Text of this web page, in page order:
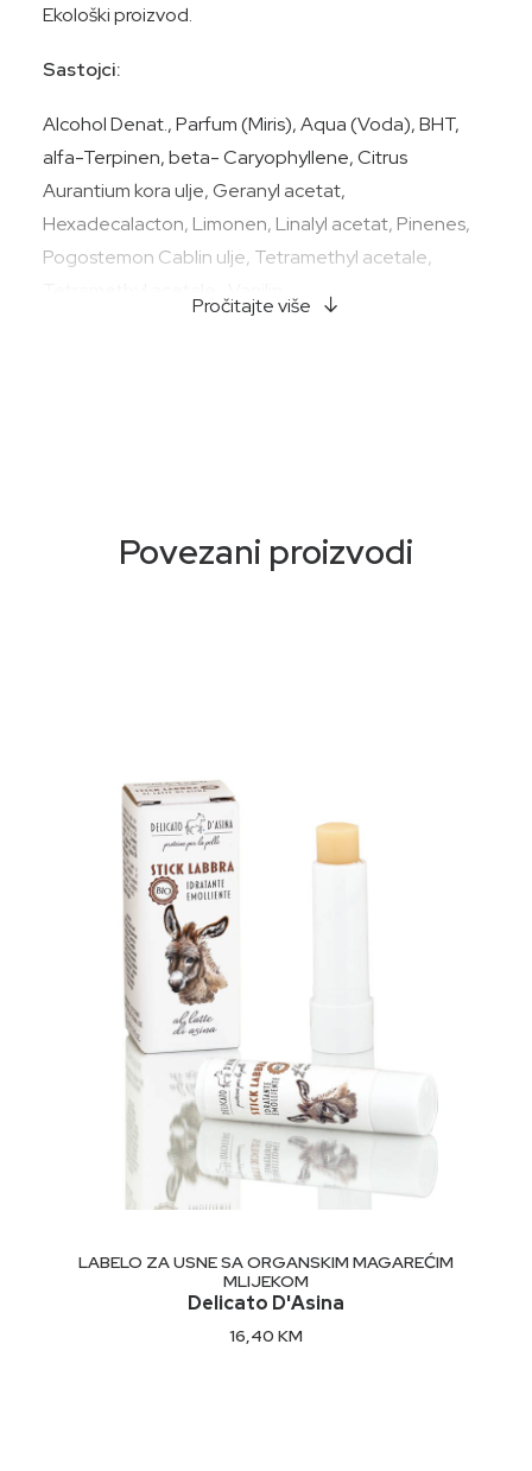
Ekološki proizvod.
Sastojci:
Alcohol Denat., Parfum (Miris), Aqua (Voda), BHT,
alfa-Terpinen, beta- Caryophyllene, Citrus
Aurantium kora ulje, Geranyl acetat,
Hexadecalacton, Limonen, Linalyl acetat, Pinenes,
Pogostemon Cablin ulje, Tetramethyl acetale,
Pročitajte više
Povezani proizvodi
DODAJ U KORPU
LABELO ZA USNE SA ORGANSKIM MAGAREĆIM
MLIJEKOM
Delicato D'Asina
16,40 KM